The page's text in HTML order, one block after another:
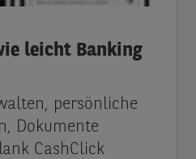
leicht Banking
persönliche
Dokumente
CashClick